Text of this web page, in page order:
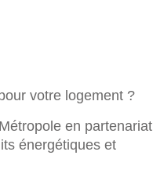
votre logement ?
en partenariat
énergétiques et